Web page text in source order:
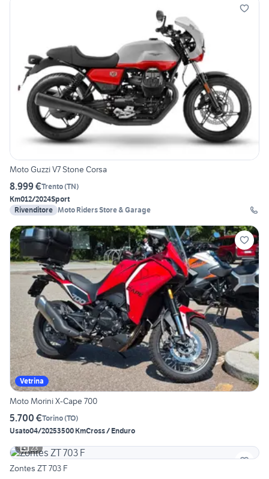
Moto Guzzi V7 Stone Corsa
8.999 €Trento(TN)
Km012/2024Sport
Rivenditore Moto Riders Store & Garage
Vetrina
Moto Morini X-Cape 700
5.700 €Torino(TO)
Usato04/20253500 KmCross / Enduro
23
Zontes ZT 703 F